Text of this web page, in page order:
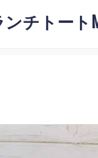
チトート